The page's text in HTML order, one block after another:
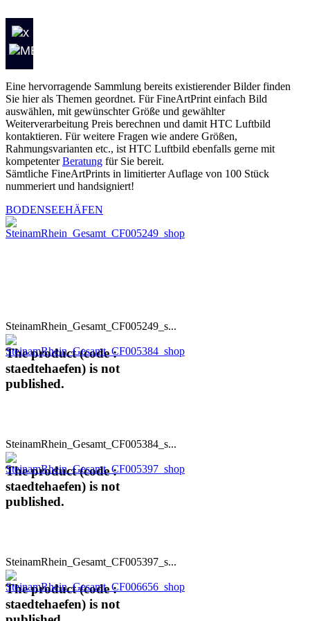
Eine hervorragende Sammlung bereits existierender Bilder finden
Sie hier als Themen geordnet. Für FineArtPrint einfach Bild
auswählen, mit gewünschter Größe und gewählter
Weiterverarbeitung Preis berechnen und damit HTC Luftbild
kontaktieren. Für weitere Fragen wie andere Größen,
Rahmungsvarianten etc., ist HTC Luftbild ebenfalls gerne mit
kompetenterBeratung für Sie bereit.
Sämtliche FineArtPrints in limitierter Auflage von 100 Stück
nummeriert und handsigniert!
BODENSEEHÄFEN
SteinamRhein_Gesamt_CF005249_s...
The product (code :
staedtehaefen) is not
published.
SteinamRhein_Gesamt_CF005384_s...
The product (code :
staedtehaefen) is not
published.
SteinamRhein_Gesamt_CF005397_s...
The product (code :
staedtehaefen) is not